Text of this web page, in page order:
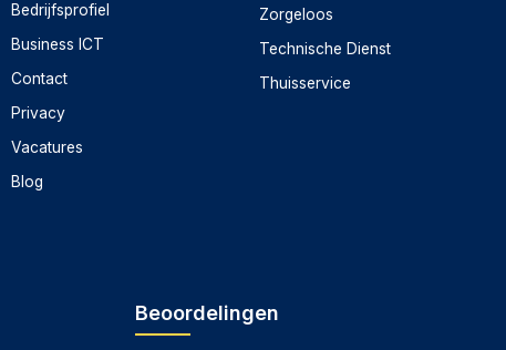
Bedrijfsprofiel
Business ICT
Contact
Privacy
Vacatures
Blog
Zorgeloos
Technische Dienst
Thuisservice
Beoordelingen